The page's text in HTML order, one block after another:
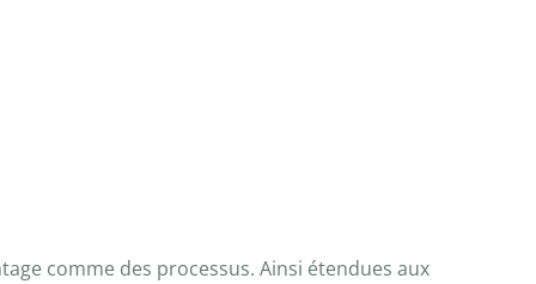
comme des processus. Ainsi étendues aux